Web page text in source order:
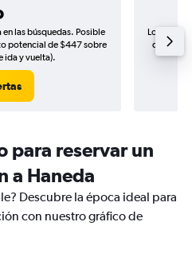
las búsquedas. Posible
potencial de $447 sobre
ida y vuelta).
Los
de
para reservar un
a Haneda
Descubre la época ideal para
con nuestro gráfico de